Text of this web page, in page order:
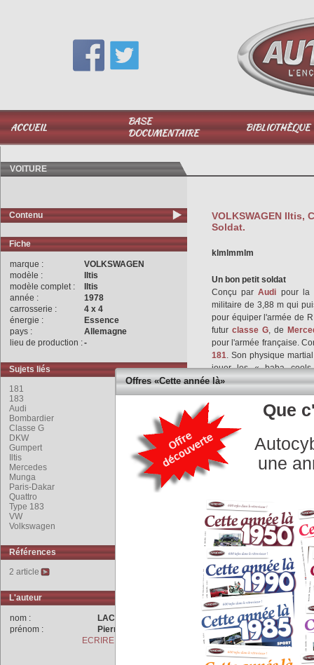
ACCUEIL
BASE
DOCUMENTAIRE
BIBLIOTHÈQUE
06 51 040 025
VOITURE
Contenu
Fiche
marque :
VOLKSWAGEN
modèle :
Iltis
modèle complet :
Iltis
année :
1978
carrosserie :
4 x 4
énergie :
Essence
pays :
Allemagne
lieu de production :-
Sujets liés
181
183
Audi
Bombardier
Classe G
DKW
Gumpert
Iltis
Mercedes
Munga
Paris-Dakar
Quattro
Type 183
VW
Volkswagen
Références
2 article
L'auteur
nom :
LACHET
prénom :
Pierre
ECRIRE A L'AUTEUR
VOLKSWAGEN Iltis,
Soldat.
klmlmmlm
Un bon petit soldat
Conçu parAudi pour la
militaire de 3,88 m qui
pour équiper l'armée de
futurclasse G, de
pour l'armée française.
181. Son physique
jouer les « baba
s'embarrasse pas de
De belles performances
Munga,
de 75 ch et dispose
indépendantes, il est
pour franchir des gués
ressorts à lames est
blocage de différentiel
comportement routier
En 1981, les droits et
qui le produit sous
production en 1982,
pour la Bundeswehr. En
Volkswagende 69 ch.
finalement… des
Seulement 747 versions
raison notamment d'un
produites parVolkswagen
En concevant ce
l'intérêt de la
Côté sportif, le
VW Iltisa
Offres «Cette année là»
Que
une